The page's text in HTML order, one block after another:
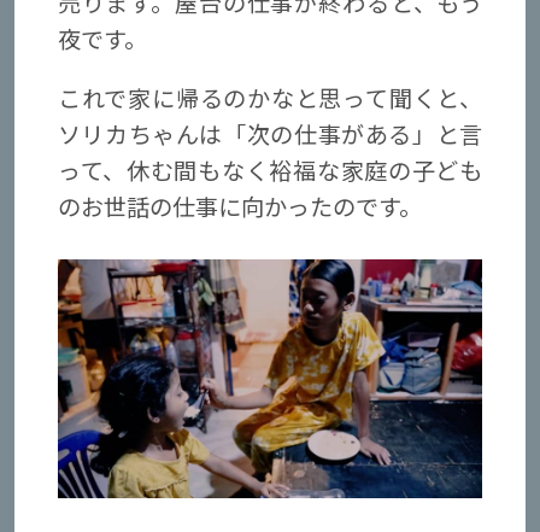
夜です。
これで家に帰るのかなと思って聞くと、
ソリカちゃんは「次の仕事がある」と言
って、休む間もなく裕福な家庭の子ども
のお世話の仕事に向かったのです。